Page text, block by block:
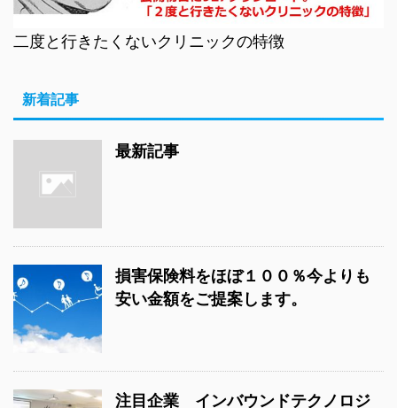
二度と行きたくないクリニックの特徴
新着記事
最新記事
損害保険料をほぼ１００％今よりも
安い金額をご提案します。
注目企業 インバウンドテクノロジ